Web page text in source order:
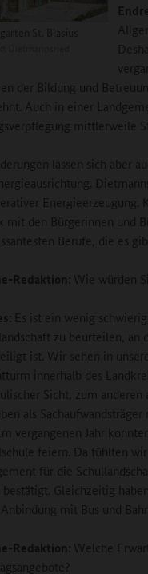
der Bildung und
Auch in einer
mittlerweile
lassen sich aber
mit den Bürgerinnen und
Berufe, die es
Redaktion: Wie würden
Es ist ein wenig
zu beurteilen,
ist. Wir sehen in
innerhalb des
Sicht, zum
als
Im vergangenen Jahr
feiern. Da fühlten wir
für die
bestätigt. Gleichzeitig
mit Bus und
Redaktion: Welche